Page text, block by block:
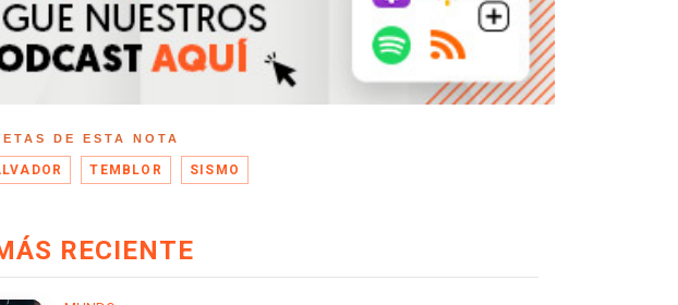
DE ESTA NOTA
TEMBLOR SISMO
RECIENTE